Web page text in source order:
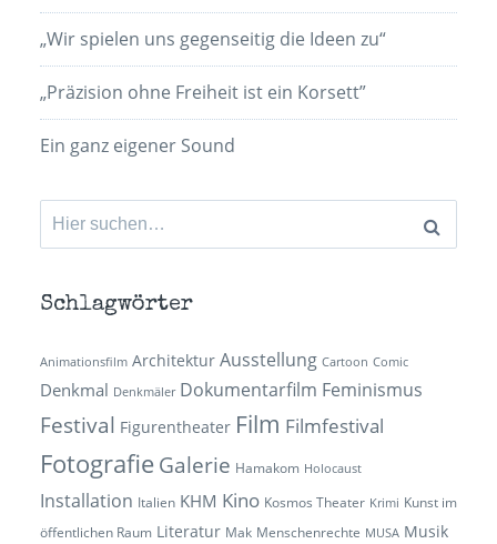
„Wir spielen uns gegenseitig die Ideen zu“
„Präzision ohne Freiheit ist ein Korsett”
Ein ganz eigener Sound
Suchen
nach:
Schlagwörter
Animationsfilm Architektur Ausstellung Cartoon Comic
Denkmal Denkmäler Dokumentarfilm Feminismus
Festival Figurentheater Film Filmfestival
Fotografie Galerie Hamakom Holocaust
Installation Italien KHM Kino Kosmos Theater Krimi Kunst im
öffentlichen Raum Literatur Mak Menschenrechte MUSA Musik